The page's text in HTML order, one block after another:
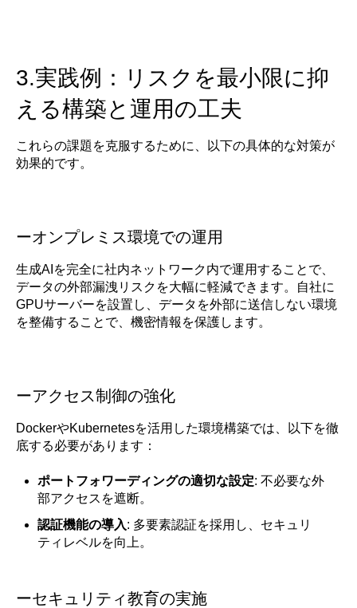
3.実践例：リスクを最小限に抑
える構築と運用の工夫
これらの課題を克服するために、以下の具体的な対策が
効果的です。
ーオンプレミス環境での運用
生成AIを完全に社内ネットワーク内で運用することで、
データの外部漏洩リスクを大幅に軽減できます。自社に
GPUサーバーを設置し、データを外部に送信しない環境
を整備することで、機密情報を保護します。
ーアクセス制御の強化
DockerやKubernetesを活用した環境構築では、以下を徹
底する必要があります：
ポートフォワーディングの適切な設定: 不必要な外
部アクセスを遮断。
認証機能の導入: 多要素認証を採用し、セキュリ
ティレベルを向上。
ーセキュリティ教育の実施